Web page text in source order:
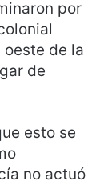
por
de la
de
esto se
no actuó